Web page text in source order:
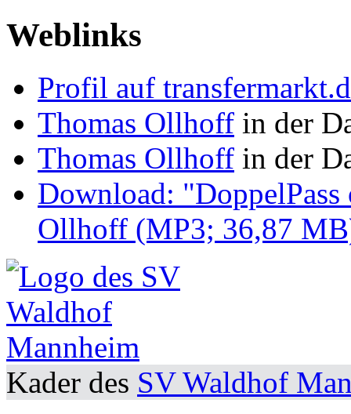
Weblinks
Profil auf
Thomas Ollhoff in der
Thomas Ollhoff in der
Download:
Ollhoff (MP3; 36,87
Kader des SV Waldhof